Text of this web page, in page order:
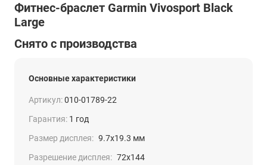
Фитнес-браслет Garmin Vivosport Black
Large
Снято с производства
Основные характеристики
Артикул:010-01789-22
Гарантия: 1 год
Размер дисплея: 9.7x19.3 мм
Разрешение дисплея: 72x144